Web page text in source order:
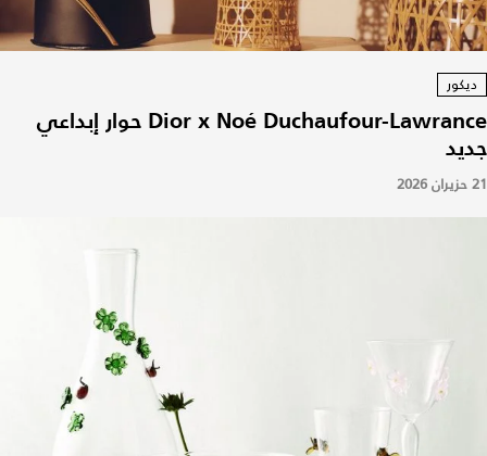
ديكور
Dior x Noé Duchaufour-Lawrance حوار إبداعي
جديد
21 حزيران 2026